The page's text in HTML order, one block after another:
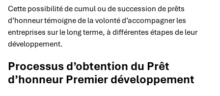
Cette possibilité de cumul ou de succession de prêts
d’honneur témoigne de la volonté d’accompagner les
entreprises sur le long terme, à différentes étapes de leur
développement.
Processus d’obtention du Prêt
d’honneur Premier développement